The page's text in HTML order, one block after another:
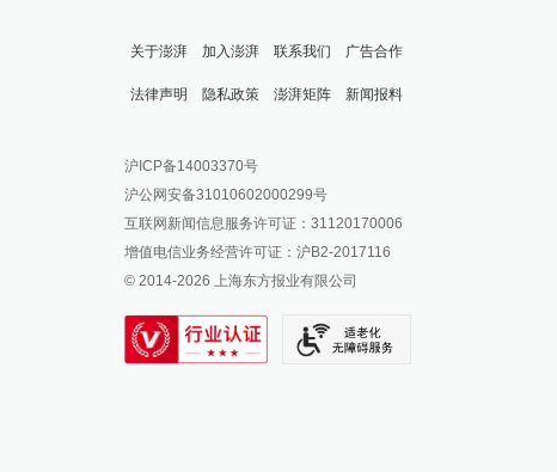
关于澎湃 加入澎湃 联系我们 广告合作
法律声明 隐私政策 澎湃矩阵
澎湃新闻公众号
澎湃新闻抖音号
派生万物开放平台
IP SHANGHAI
SIXTH TONE
新闻报料
报料邮箱: news@thepaper.cn
沪ICP备14003370号
沪公网安备31010602000299号
互联网新闻信息服务许可证：31120170006
增值电信业务经营许可证：沪B2-2017116
© 2014-2026 上海东方报业有限公司